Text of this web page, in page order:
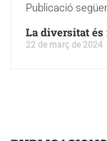
Publicació
La diversitat és
22 de març de 2024